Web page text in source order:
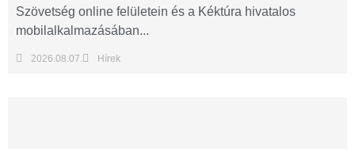
Szövetség online felületein és a Kéktúra hivatalos
mobilalkalmazásában...
2026.08.07. Hírek